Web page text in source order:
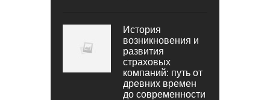
История
возникновения и
развития
страховых
компаний: путь от
древних времен
до современности